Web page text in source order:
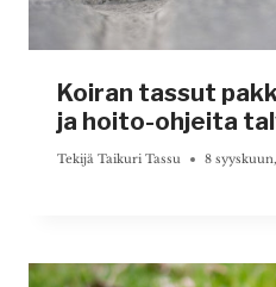
Koiran tassut
ja hoito-ohjeita
Tekijä Taikuri Tassu 8